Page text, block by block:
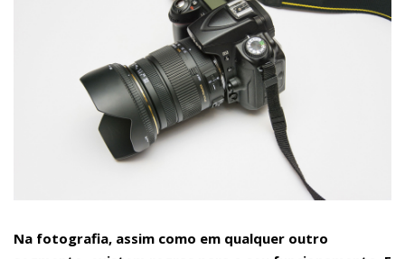
Na fotografia, assim como em qualquer outro